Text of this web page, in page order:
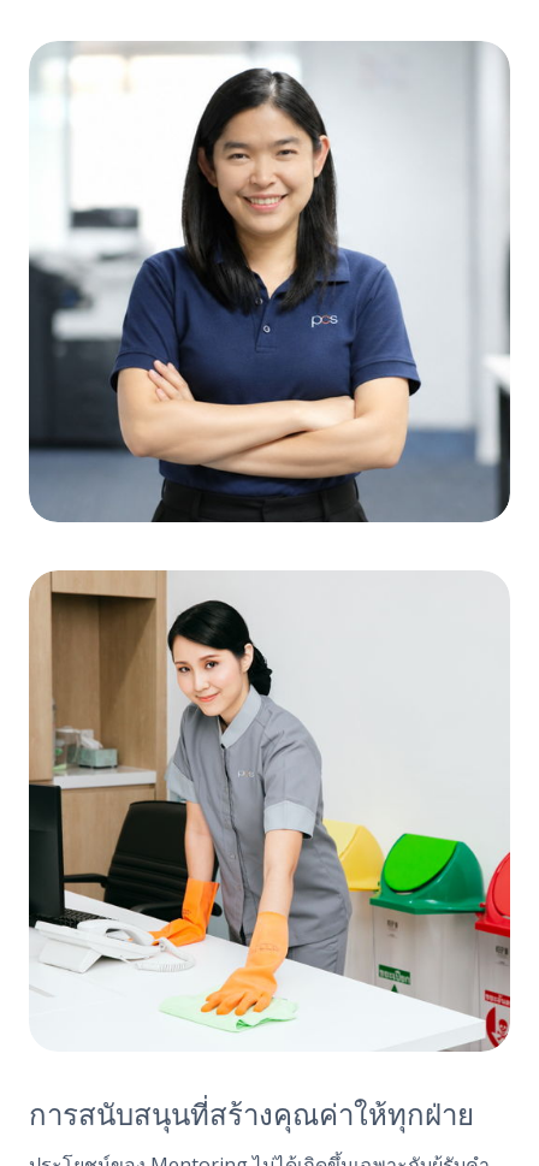
การสนับสนุนที่สร้างคุณค่าให้ทุกฝ่าย